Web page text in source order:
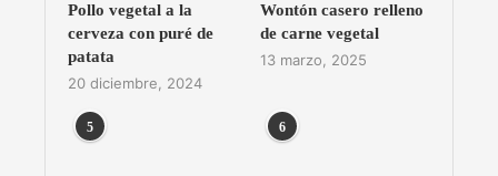
Pollo vegetal a la
cerveza con puré de
patata
20 diciembre, 2024
Wontón casero relleno
de carne vegetal
13 marzo, 2025
5 6